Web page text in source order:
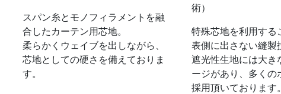
スパン糸とモノフィラメントを融
合したカーテン用芯地。
柔らかくウェイブを出しながら、
芯地としての硬さを備えておりま
す。
術）
特殊芯地を利用する
表側に出さない縫製
遮光性生地には大き
ージがあり、多くの
採用頂いております。